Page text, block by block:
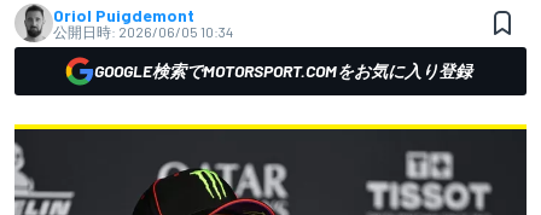
Oriol Puigdemont
公開日時: 2026/06/05 10:34
GOOGLE検索でMOTORSPORT.COMをお気に入り登録